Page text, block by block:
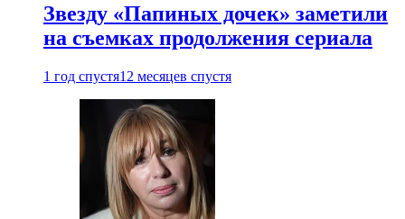
Звезду «Папиных дочек» заметили
на съемках продолжения сериала
1 год спустя12 месяцев спустя